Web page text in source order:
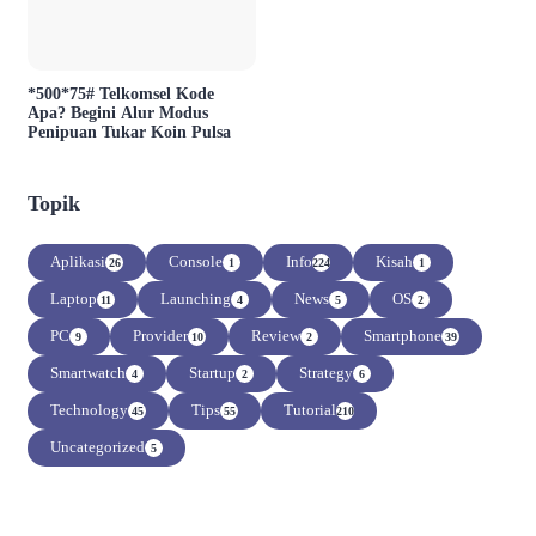
*500*75# Telkomsel Kode
Apa? Begini Alur Modus
Penipuan Tukar Koin Pulsa
Topik
Aplikasi 26 Console 1 Info224 Kisah 1
Laptop 11 Launching 4 News 5 OS 2
PC 9 Provider 10 Review 2 Smartphone 39
Smartwatch 4 Startup 2 Strategy 6
Technology 45 Tips 55 Tutorial210
Uncategorized 5